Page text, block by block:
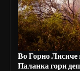
Во Горно Лисиче
Паланка гори